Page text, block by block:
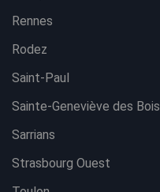
Rennes
Rodez
Saint-Paul
Sainte-Geneviève des Bois
Sarrians
Strasbourg Ouest